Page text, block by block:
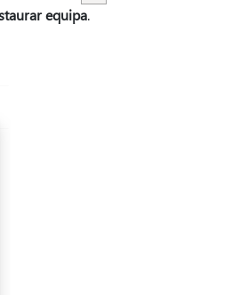
equipa.